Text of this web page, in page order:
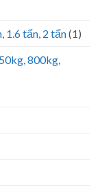
1.6 tấn, 2 tấn(1)
800kg,